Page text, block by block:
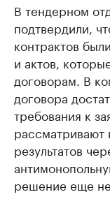
В тендерном
подтвердили,
контрактов
и актов,
договорам. В
договора
требования к
рассматривают
результатов
решение еще